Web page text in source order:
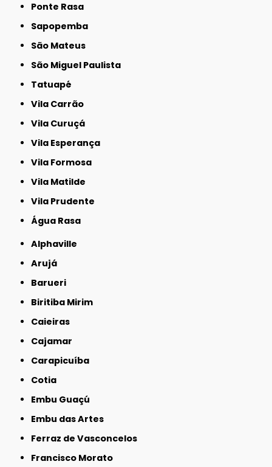
Ponte Rasa
Sapopemba
São Mateus
São Miguel Paulista
Tatuapé
Vila Carrão
Vila Curuçá
Vila Esperança
Vila Formosa
Vila Matilde
Vila Prudente
Água Rasa
Alphaville
Arujá
Barueri
Biritiba Mirim
Caieiras
Cajamar
Carapicuíba
Cotia
Embu Guaçú
Embu das Artes
Ferraz de Vasconcelos
Francisco Morato